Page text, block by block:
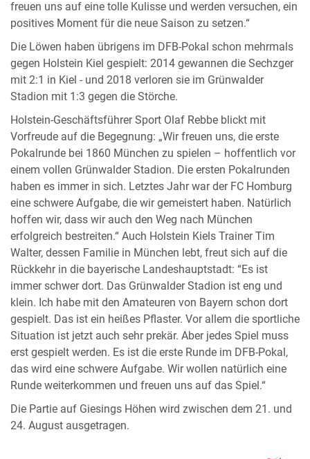
freuen uns auf eine tolle Kulisse und werden versuchen, ein
positives Moment für die neue Saison zu setzen.“
Die Löwen haben übrigens im DFB-Pokal schon mehrmals
gegen Holstein Kiel gespielt: 2014 gewannen die Sechzger
mit 2:1 in Kiel - und 2018 verloren sie im Grünwalder
Stadion mit 1:3 gegen die Störche.
Holstein-Geschäftsführer Sport Olaf Rebbe blickt mit
Vorfreude auf die Begegnung: „Wir freuen uns, die erste
Pokalrunde bei 1860 München zu spielen – hoffentlich vor
einem vollen Grünwalder Stadion. Die ersten Pokalrunden
haben es immer in sich. Letztes Jahr war der FC Homburg
eine schwere Aufgabe, die wir gemeistert haben. Natürlich
hoffen wir, dass wir auch den Weg nach München
erfolgreich bestreiten.“ Auch Holstein Kiels Trainer Tim
Walter, dessen Familie in München lebt, freut sich auf die
Rückkehr in die bayerische Landeshauptstadt: “Es ist
immer schwer dort. Das Grünwalder Stadion ist eng und
klein. Ich habe mit den Amateuren von Bayern schon dort
gespielt. Das ist ein heißes Pflaster. Vor allem die sportliche
Situation ist jetzt auch sehr prekär. Aber jedes Spiel muss
erst gespielt werden. Es ist die erste Runde im DFB-Pokal,
das wird eine schwere Aufgabe. Wir wollen natürlich eine
Runde weiterkommen und freuen uns auf das Spiel.“
Die Partie auf Giesings Höhen wird zwischen dem 21. und
24. August ausgetragen.